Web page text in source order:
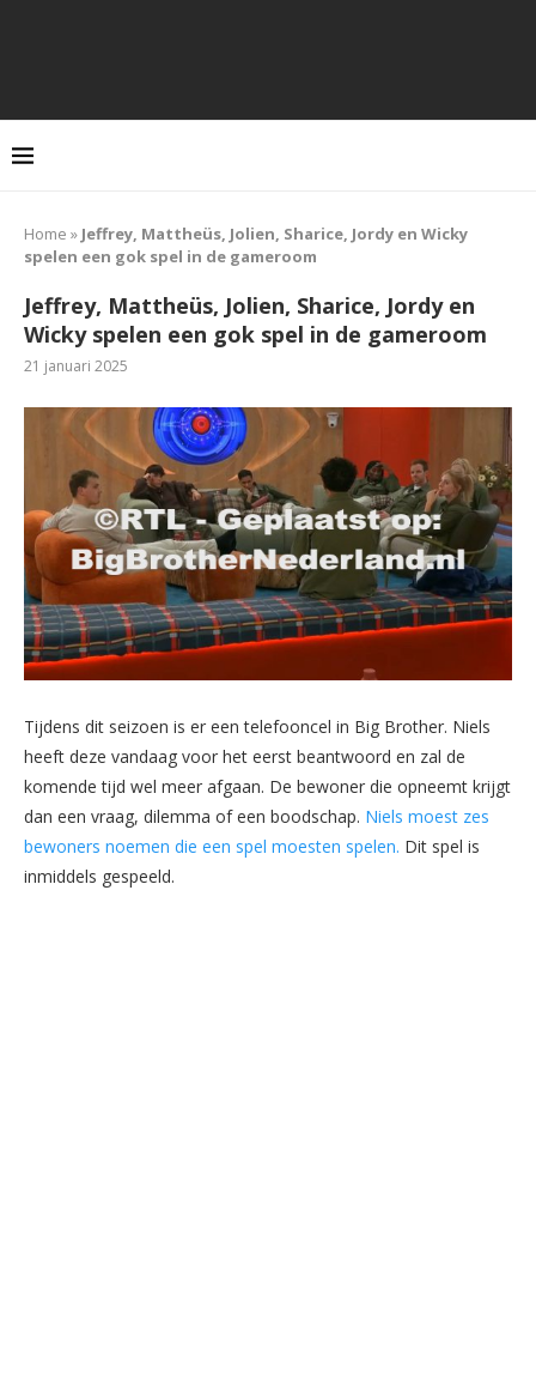
Home » Jeffrey, Mattheüs, Jolien, Sharice, Jordy en Wicky
spelen een gok spel in de gameroom
Jeffrey, Mattheüs, Jolien, Sharice, Jordy en
Wicky spelen een gok spel in de gameroom
21 januari 2025
Tijdens dit seizoen is er een telefooncel in Big Brother. Niels
heeft deze vandaag voor het eerst beantwoord en zal de
komende tijd wel meer afgaan. De bewoner die opneemt krijgt
dan een vraag, dilemma of een boodschap. Niels moest zes
bewoners noemen die een spel moesten spelen. Dit spel is
inmiddels gespeeld.